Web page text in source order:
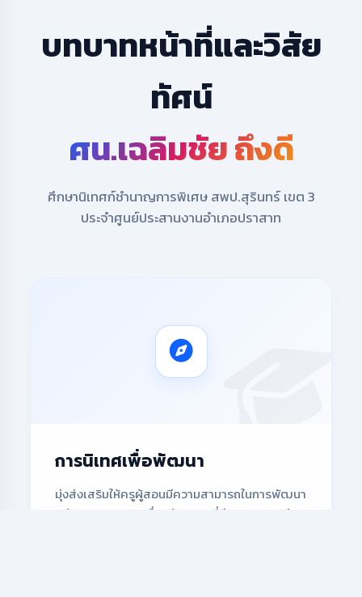
บทบาทหน้าที่และวิสัย
ทัศน์
ศน.เฉลิมชัย ถึงดี
ศึกษานิเทศก์ชำนาญการพิเศษ สพป.สุรินทร์ เขต 3
ประจำศูนย์ประสานงานอำเภอปราสาท
การนิเทศเพื่อพัฒนา
มุ่งส่งเสริมให้ครูผู้สอนมีความสามารถในการพัฒนา
หลักสูตร และผลิตสื่อนวัตกรรมที่มีความสอดคล้อง